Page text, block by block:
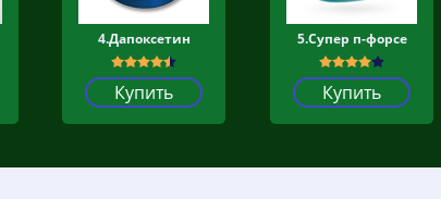
4.Дапоксетин
Купить
5.Супер п-форсе
Купить